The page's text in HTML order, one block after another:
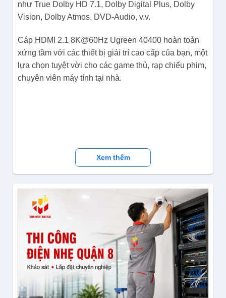
như True Dolby HD 7.1, Dolby Digital Plus, Dolby
Vision, Dolby Atmos, DVD-Audio, v.v.
Cáp HDMI 2.1 8K@60Hz Ugreen 40400 hoàn toàn
xứng tầm với các thiết bị giải trí cao cấp của bạn, một
lựa chọn tuyệt vời cho các game thủ, rạp chiếu phim,
chuyên viên máy tính tại nhà.
Xem thêm